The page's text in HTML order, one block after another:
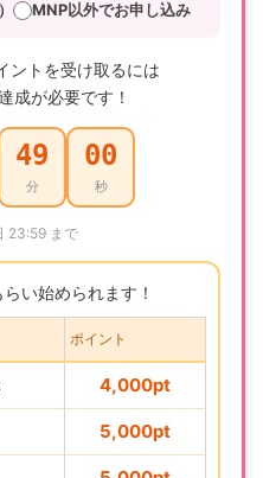
MNP以外でお申し込み
ントを受け取るには
成が必要です！
48
分
59
秒
23:59 まで
い始められます！
ポイント
4,000pt
5,000pt